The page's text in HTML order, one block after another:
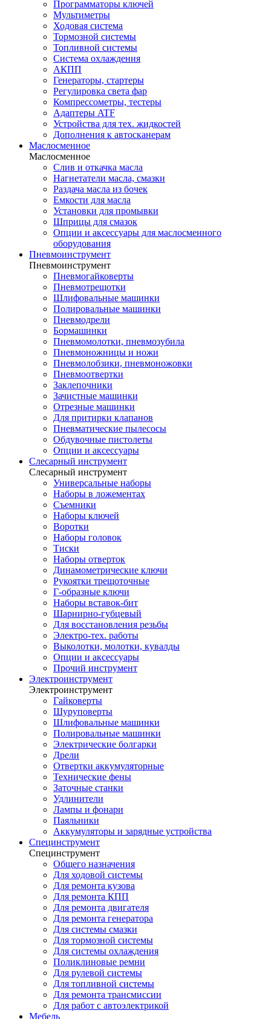
Программаторы ключей
Мультиметры
Ходовая система
Тормозной системы
Топливной системы
Система охлаждения
АКПП
Генераторы, стартеры
Регулировка света фар
Компрессометры, тестеры
Адаптеры ATF
Устройства для тех. жидкостей
Дополнения к автосканерам
Маслосменное
Маслосменное
Слив и откачка масла
Нагнетатели масла, смазки
Раздача масла из бочек
Емкости для масла
Установки для промывки
Шприцы для смазок
Опции и аксессуары для маслосменного
оборудования
Пневмоинструмент
Пневмоинструмент
Пневмогайковерты
Пневмотрещотки
Шлифовальные машинки
Полировальные машинки
Пневмодрели
Бормашинки
Пневмомолотки, пневмозубила
Пневмоножницы и ножи
Пневмолобзики, пневмоножовки
Пневмоотвертки
Заклепочники
Зачистные машинки
Отрезные машинки
Для притирки клапанов
Пневматические пылесосы
Обдувочные пистолеты
Опции и аксессуары
Слесарный инструмент
Слесарный инструмент
Универсальные наборы
Наборы в ложементах
Съемники
Наборы ключей
Воротки
Наборы головок
Тиски
Наборы отверток
Динамометрические ключи
Рукоятки трещоточные
Г-образные ключи
Наборы вставок-бит
Шарнирно-губцевый
Для восстановления резьбы
Электро-тех. работы
Выколотки, молотки, кувалды
Опции и аксессуары
Прочий инструмент
Электроинструмент
Электроинструмент
Гайковерты
Шуруповерты
Шлифовальные машинки
Полировальные машинки
Электрические болгарки
Дрели
Отвертки аккумуляторные
Технические фены
Заточные станки
Удлинители
Лампы и фонари
Паяльники
Аккумуляторы и зарядные устройства
Специнструмент
Специнструмент
Общего назначения
Для ходовой системы
Для ремонта кузова
Для ремонта КПП
Для ремонта двигателя
Для ремонта генератора
Для системы смазки
Для тормозной системы
Для системы охлаждения
Поликлиновые ремни
Для рулевой системы
Для топливной системы
Для ремонта трансмиссии
Для работ с автоэлектрикой
Мебель